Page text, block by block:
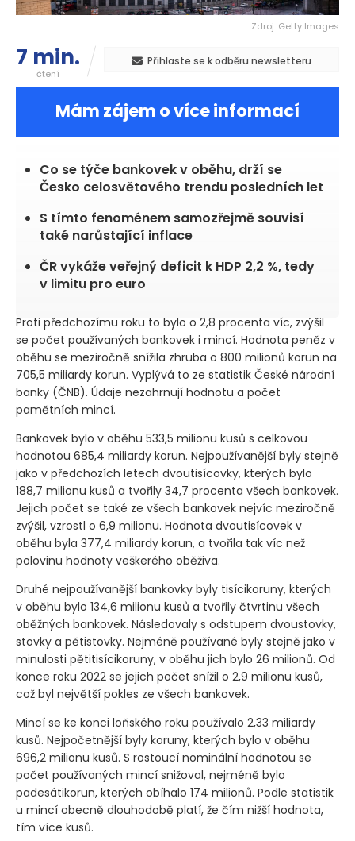
Zdroj: Getty Images
7 min.
čtení
Přihlaste se k odběru newsletteru
Mám zájem o více informací
Co se týče bankovek v oběhu, drží se
Česko celosvětového trendu posledních let
S tímto fenoménem samozřejmě souvisí
také narůstající inflace
ČR vykáže veřejný deficit k HDP 2,2 %, tedy
v limitu pro euro
Proti předchozímu roku to bylo o 2,8 procenta víc, zvýšil
se počet používaných bankovek i mincí. Hodnota peněz v
oběhu se meziročně snížila zhruba o 800 milionů korun na
705,5 miliardy korun. Vyplývá to ze statistik České národní
banky (ČNB). Údaje nezahrnují hodnotu a počet
pamětních mincí.
Bankovek bylo v oběhu 533,5 milionu kusů s celkovou
hodnotou 685,4 miliardy korun. Nejpoužívanější byly stejně
jako v předchozích letech dvoutisícovky, kterých bylo
188,7 milionu kusů a tvořily 34,7 procenta všech bankovek.
Jejich počet se také ze všech bankovek nejvíc meziročně
zvýšil, vzrostl o 6,9 milionu. Hodnota dvoutisícovek v
oběhu byla 377,4 miliardy korun, a tvořila tak víc než
polovinu hodnoty veškerého oběživa.
Druhé nejpoužívanější bankovky byly tisícikoruny, kterých
v oběhu bylo 134,6 milionu kusů a tvořily čtvrtinu všech
oběžných bankovek. Následovaly s odstupem dvoustovky,
stovky a pětistovky. Nejméně používané byly stejně jako v
minulosti pětitisícikoruny, v oběhu jich bylo 26 milionů. Od
konce roku 2022 se jejich počet snížil o 2,9 milionu kusů,
což byl největší pokles ze všech bankovek.
Mincí se ke konci loňského roku používalo 2,33 miliardy
kusů. Nejpočetnější byly koruny, kterých bylo v oběhu
696,2 milionu kusů. S rostoucí nominální hodnotou se
počet používaných mincí snižoval, nejméně bylo
padesátikorun, kterých obíhalo 174 milionů. Podle statistik
u mincí obecně dlouhodobě platí, že čím nižší hodnota,
tím více kusů.